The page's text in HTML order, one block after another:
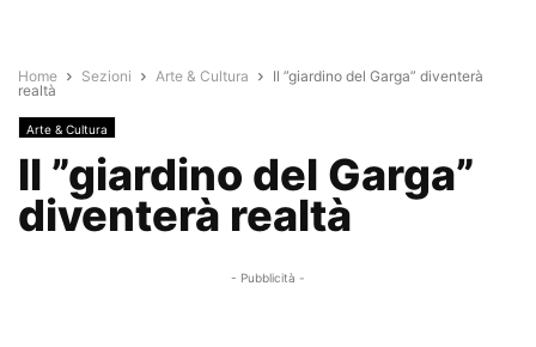
Home Sezioni Arte & Cultura
Il ”giardino del Garga” diventerà
realtà
Arte & Cultura
Il ”giardino del Garga”
diventerà realtà
- Pubblicità -